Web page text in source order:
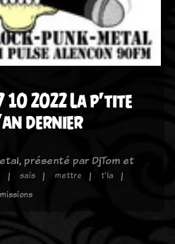
10 2022 La p'tite
dernier
présenté par DjTom et
sais mettre
t'la